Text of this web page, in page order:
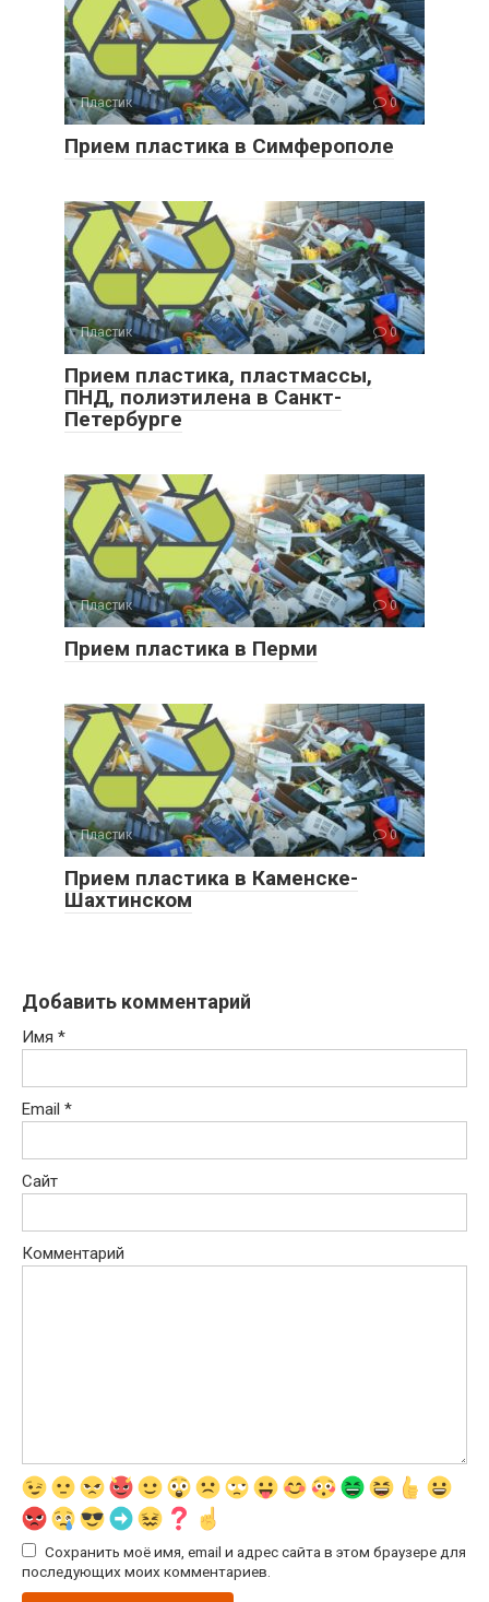
Пластик 0
Прием пластика в Симферополе
Пластик 0
Прием пластика, пластмассы,
ПНД, полиэтилена в Санкт-
Петербурге
Пластик 0
Прием пластика в Перми
Пластик 0
Прием пластика в Каменске-
Шахтинском
Добавить комментарий
Имя *
Email *
Сайт
Комментарий
Сохранить моё имя, email и адрес сайта в этом браузере для
последующих моих комментариев.